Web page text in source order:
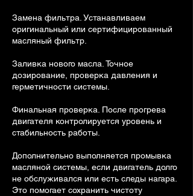
Замена фильтра. Устанавливаем
оригинальный или сертифицированный
масляный фильтр.
Заливка нового масла. Точное
дозирование, проверка давления и
герметичности системы.
Финальная проверка. После прогрева
двигателя контролируется уровень и
стабильность работы.
Дополнительно выполняется промывка
масляной системы, если двигатель долго
не обслуживался или есть следы нагара.
Это помогает сохранить чистоту